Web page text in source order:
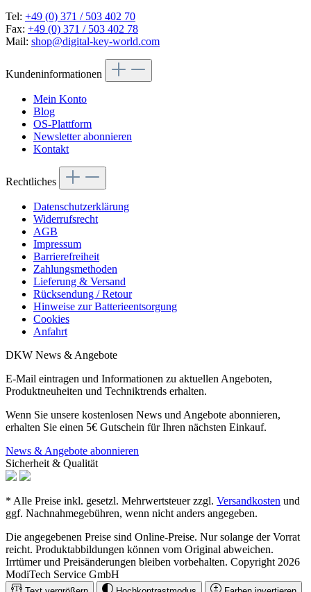
Tel: +49 (0) 371 / 503 402 70
Fax: +49 (0) 371 / 503 402 78
Mail: shop@digital-key-world.com
Kundeninformationen
Mein Konto
Blog
OS-Plattform
Newsletter abonnieren
Kontakt
Rechtliches
Datenschutzerklärung
Widerrufsrecht
AGB
Impressum
Barrierefreiheit
Zahlungsmethoden
Lieferung & Versand
Rücksendung / Retour
Hinweise zur Batterieentsorgung
Cookies
Anfahrt
DKW News & Angebote
E-Mail eintragen und Informationen zu aktuellen Angeboten,
Produktneuheiten und Techniktrends erhalten.
Wenn Sie unsere kostenlosen News und Angebote abonnieren,
erhalten Sie einen 5€ Gutschein für Ihren nächsten Einkauf.
News & Angebote abonnieren
Sicherheit & Qualität
* Alle Preise inkl. gesetzl. Mehrwertsteuer zzgl. Versandkosten und
ggf. Nachnahmegebühren, wenn nicht anders angegeben.
Die angegebenen Preise sind Online-Preise. Nur solange der Vorrat
reicht. Produktabbildungen können vom Original abweichen.
Irrtümer und Preisänderungen bleiben vorbehalten. Copyright 2026
ModiTech Service GmbH